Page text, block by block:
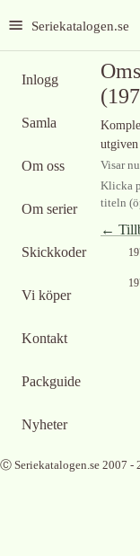
Seriekatalogen.se
Inlogg
Samla
Om oss
Om serier
Skickkoder
Vi köper
Kontakt
Packguide
Nyheter
utgiven
Visar
Klicka
titeln
←
Ⓒ Seriekatalogen.se 2007 -